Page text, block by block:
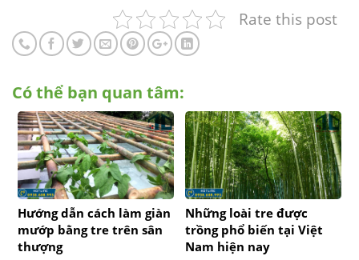
Rate this post
Có thể bạn quan tâm:
Hướng dẫn cách làm giàn
mướp bằng tre trên sân
thượng
Những loài tre được
trồng phổ biến tại Việt
Nam hiện nay